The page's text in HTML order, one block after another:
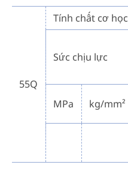
55Q
Tính chất cơ học
Sức chịu lực
MPa kg/mm²